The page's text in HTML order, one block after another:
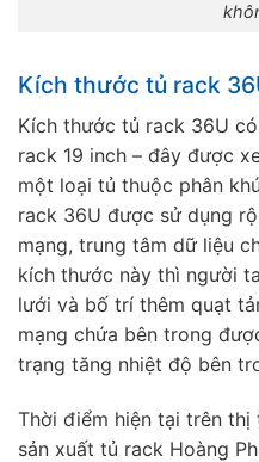
Kích thước tủ rack
Kích thước tủ rack 36U
rack 19 inch – đây được
một loại tủ thuộc phân
rack 36U được sử dụng
mạng, trung tâm dữ liệu
kích thước này thì người
lưới và bố trí thêm quạt
mạng chứa bên trong
trạng tăng nhiệt độ bên
Thời điểm hiện tại trên
sản xuất tủ rack Hoàng